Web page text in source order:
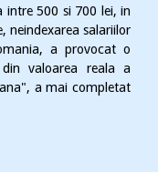
intre 500 si 700 lei, in
neindexarea salariilor
a provocat o
valoarea reala a
a mai completat